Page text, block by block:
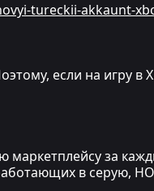
tureckii-akkaunt-
если на игру в
маркетплейсу за
в серую,